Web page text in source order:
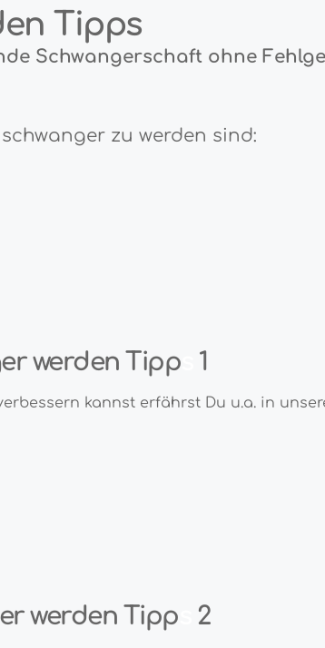
Tipps
Schwangerschaft ohne
zu werden sind:
werden Tipp 1
kannst erfährst Du u.a. in
werden Tipp 2